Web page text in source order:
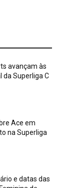
avançam às
da Superliga C
Ace em
na Superliga
e datas das